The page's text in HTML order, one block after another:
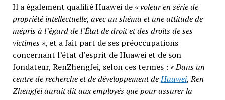
Il a également qualifié Huawei de « voleur en série de
propriété intellectuelle, avec un shéma et une attitude de
mépris à l’égard de l’État de droit et des droits de ses
victimes », et a fait part de ses préoccupations
concernant l’état d’esprit de Huawei et de son
fondateur, RenZhengfei, selon ces termes : « Dans un
centre de recherche et de développement deHuawei, Ren
Zhengfei aurait dit aux employés que pour assurer la